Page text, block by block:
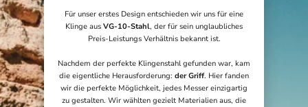
Für unser erstes Design entschieden wir uns für eine
Klinge aus VG-10-Stahl, der für sein unglaubliches
Preis-Leistungs Verhältnis bekannt ist.
Nachdem der perfekte Klingenstahl gefunden war, kam
die eigentliche Herausforderung: der Griff. Hier fanden
wir die perfekte Möglichkeit, jedes Messer einzigartig
zu gestalten. Wir wählten gezielt Materialien aus, die